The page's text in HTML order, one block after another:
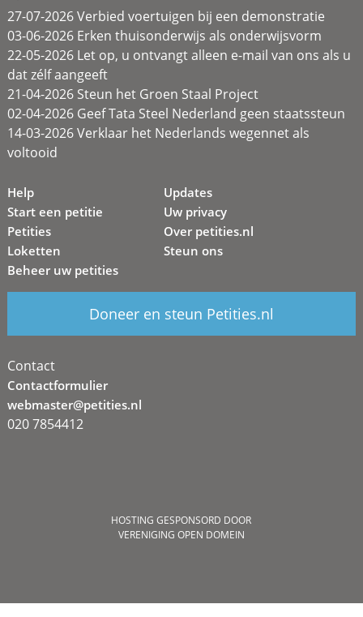
27-07-2026 Verbied voertuigen bij een demonstratie
03-06-2026 Erken thuisonderwijs als onderwijsvorm
22-05-2026 Let op, u ontvangt alleen e-mail van ons als u
dat zélf aangeeft
21-04-2026 Steun het Groen Staal Project
02-04-2026 Geef Tata Steel Nederland geen staatssteun
14-03-2026 Verklaar het Nederlands wegennet als
voltooid
Help
Start een petitie
Petities
Loketten
Beheer uw petities
Updates
Uw privacy
Over petities.nl
Steun ons
Doneer en steun Petities.nl
Contact
Contactformulier
webmaster@petities.nl
020 7854412
HOSTING GESPONSORD DOOR
VERENIGING OPEN DOMEIN